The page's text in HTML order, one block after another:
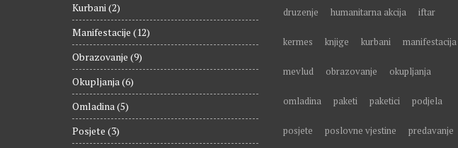
Kurbani(2)
Manifestacije (12)
Obrazovanje (9)
Okupljanja(6)
Omladina(5)
Posjete (3)
druzenje humanitarna akcija iftar
kermes knjige kurbani manifestacija
mevlud obrazovanje okupljanja
omladina paketi paketici podjela
posjete poslovne vjestine predavanje